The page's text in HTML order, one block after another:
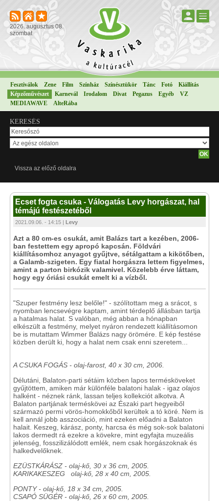
2026. augusztus 08.
szombat
Fesztiválok Zene Film Színház Színésztükör Tánc Fotó
Kiállítás
Képzőművészet
Karnevál Irodalom Divat Pegazus Egyéb
VZ
MEDIAWAVE
AlteRába
KERESÉS
Vissza az előző oldalra
Ecset fogta csuka - Válogatás Levy horgászat, hal
témájú festészetéből
2021.09.06. - 14:15 | Levy
Azt a 80 cm-es csukát, amit Balázs tart a kezében, 2006-
ban festettem egy apropó kapcsán. Földvári
kiállításomhoz anyagot gyűjtve, sétálgattam a kikötőben,
a Galamb-szigeten. Egy fiatal horgászra lettem figyelmes,
amint a parton birkózik valamivel. Közelebb érve láttam,
hogy egy óriási csukát emelt ki a vízből.
"Szuper festmény lesz belőle!" - szólítottam meg a srácot, s
nyomban lencsevégre kaptam, amint térdeplő állásban tartja
a hatalmas halat. S valóban, még abban a hónapban
elkészült a festmény, melyet nyáron rendezett kiállításomon
be is mutattam Wimmer Balázs nagy örömére. E kép festése
közben derült ki, hogy a halat nem csak enni szeretem...
A CSUKA FOGÁS - olaj-farost, 40 x 30 cm, 2006.
Délutáni, Balaton-parti sétáim közben lapos termésköveket
gyűjtöttem, amiken már különféle balatoni halak - igaz olajos
halként - néznek ránk, lassan teljes kollekciót alkotva. A
Balaton partjának terméskövei az Északi part hegyeiből
származó permi vörös-homokkőből kerültek a tó köré. Nem is
kell annál jobb asszociáció, mint ezeken előadni a Balaton
halait. Keszeg, kárász, ponty, harcsa és még sok-sok balatoni
lakos dermedt rá ezekre a kövekre, mint egyfajta muzeális
jelenség, fosszilizálódott emlék, nem csak horgászoknak és
halkedvelőknek.
EZÜSTKÁRÁSZ - olaj-kő, 30 x 36 cm, 2005.
KARIKAKESZEG olaj-kő, 28 x 40 cm, 2005.
PONTY- olaj-kő, 18 x 34 cm, 2005.
CSAPÓ SÜGÉR - olaj-kő, 26 x 60 cm, 2005.